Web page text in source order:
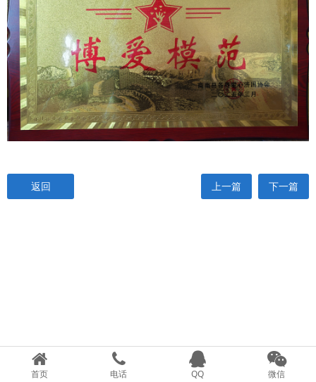
返回 上一篇 下一篇
首页 电话 QQ 微信